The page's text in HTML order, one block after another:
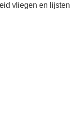
vliegen en lijsten